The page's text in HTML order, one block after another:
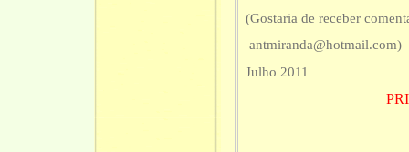
(Gostaria de receber
antmiranda@hotmail.com)
Julho 2011